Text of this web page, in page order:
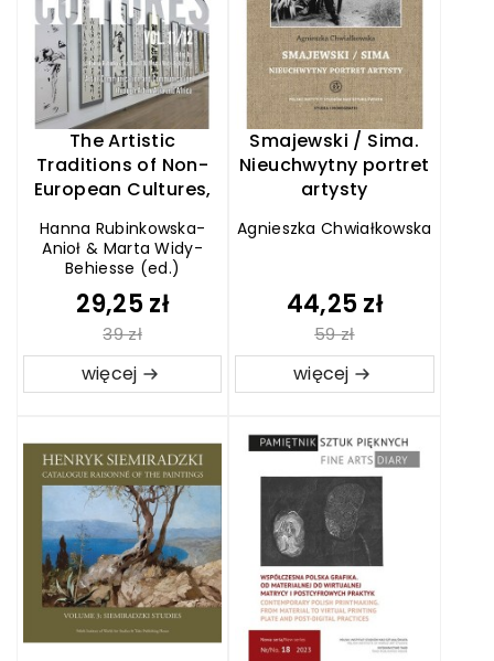
The Artistic
Traditions of Non-
European Cultures,
Hanna Rubinkowska-
Anioł & Marta Widy-
Behiesse (ed.)
29,25 zł
39 zł
więcej
Smajewski / Sima.
Nieuchwytny portret
artysty
Agnieszka Chwiałkowska
44,25 zł
59 zł
więcej